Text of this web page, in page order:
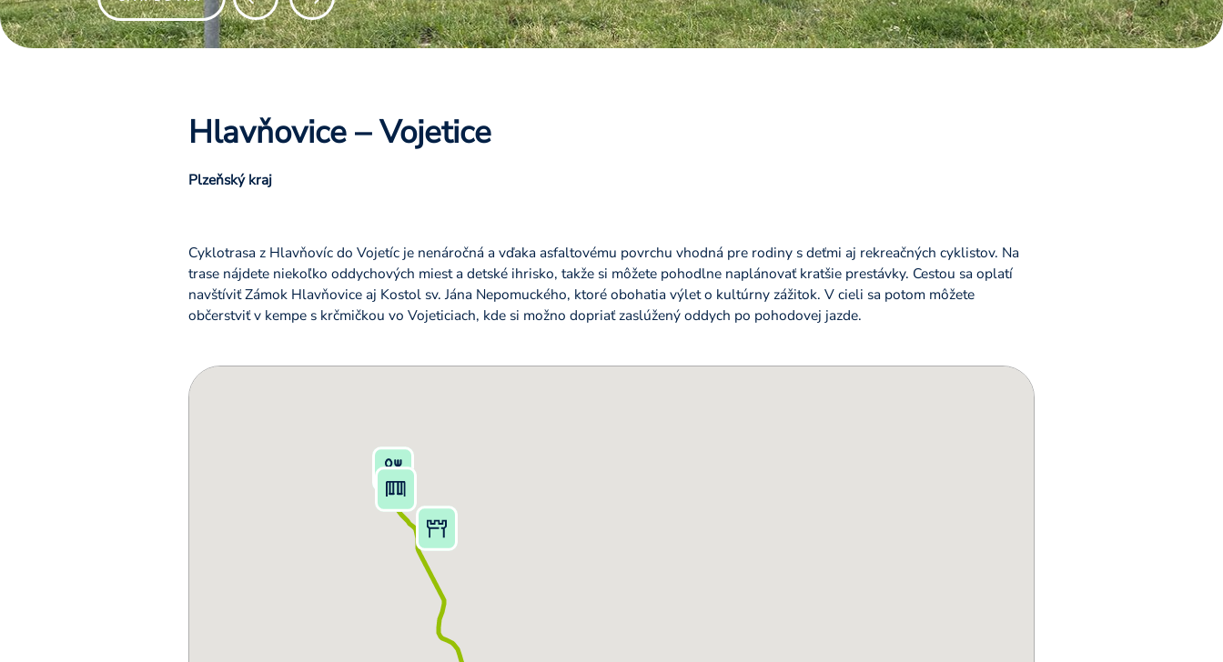
Hlavňovice – Vojetice
Plzeňský kraj
Cyklotrasa z Hlavňovíc do Vojetíc je nenáročná a vďaka asfaltovému povrchu vhodná pre rodiny s deťmi aj rekreačných cyklistov. Na
trase nájdete niekoľko oddychových miest a detské ihrisko, takže si môžete pohodlne naplánovať kratšie prestávky. Cestou sa oplatí
navštíviť Zámok Hlavňovice aj Kostol sv. Jána Nepomuckého, ktoré obohatia výlet o kultúrny zážitok. V cieli sa potom môžete
občerstviť v kempe s krčmičkou vo Vojeticiach, kde si možno dopriať zaslúžený oddych po pohodovej jazde.